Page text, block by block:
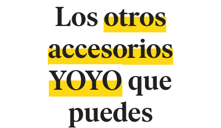
Losotros
accesorios
YOYOque
puedes